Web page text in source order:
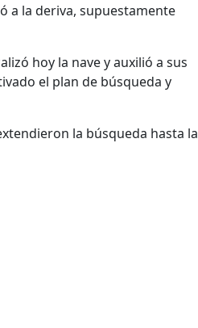
a la deriva, supuestamente
hoy la nave y auxilió a sus
el plan de búsqueda y
la búsqueda hasta la